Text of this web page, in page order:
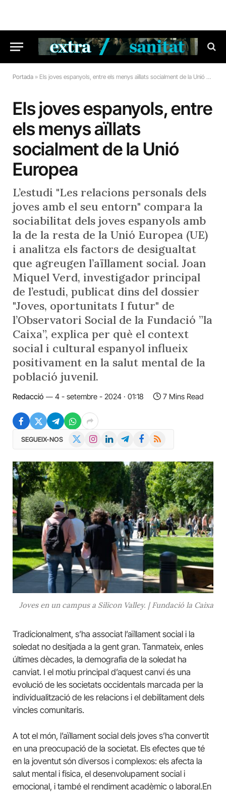
Portada » Els joves espanyols, entre els menys aïllats socialment de la Unió Europea
Els joves espanyols, entre
els menys aïllats
socialment de la Unió
Europea
L’estudi "Les relacions personals dels
joves amb el seu entorn" compara la
sociabilitat dels joves espanyols amb
la de la resta de la Unió Europea (UE)
i analitza els factors de desigualtat
que agreugen l’aïllament social. Joan
Miquel Verd, investigador principal
de l’estudi, publicat dins del dossier
"Joves, oportunitats I futur" de
l’Observatori Social de la Fundació ”la
Caixa”, explica per què el context
social i cultural espanyol influeix
positivament en la salut mental de la
població juvenil.
Redacció 4 - setembre - 2024 · 01:18 7 Mins Read
SEGUEIX-NOS InstagramLinkedInTelegramFacebook
RSS
Joves en un campus a Silicon Valley. | Fundació la Caixa
Tradicionalment, s’ha associat l’aïllament social i la
soledat no desitjada a la gent gran. Tanmateix, enles
últimes dècades, la demografia de la soledat ha
canviat. I el motiu principal d’aquest canvi és una
evolució de les societats occidentals marcada per la
individualització de les relacions i el debilitament dels
vincles comunitaris.
A tot el món, l’aïllament social dels joves s’ha convertit
en una preocupació de la societat. Els efectes que té
en la joventut són diversos i complexos: els afecta la
salut mental i física, el desenvolupament social i
emocional, i també el rendiment acadèmic o laboral.En